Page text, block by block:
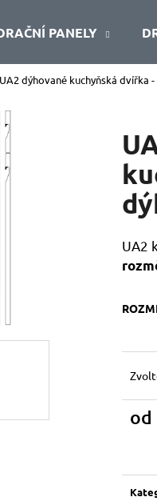
PANELY
UA2 dýhované kuchyňská dvířka -
UA2
od
HLEDAT